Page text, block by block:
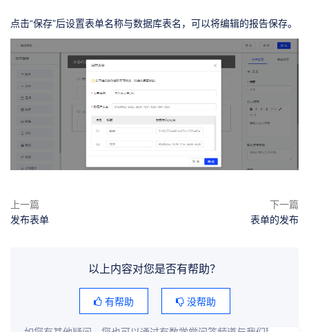
点击“保存”后设置表单名称与数据库表名，可以将编辑的报告保存。
上一篇
发布表单
下一篇
表单的发布
以上内容对您是否有帮助？
有帮助 没帮助